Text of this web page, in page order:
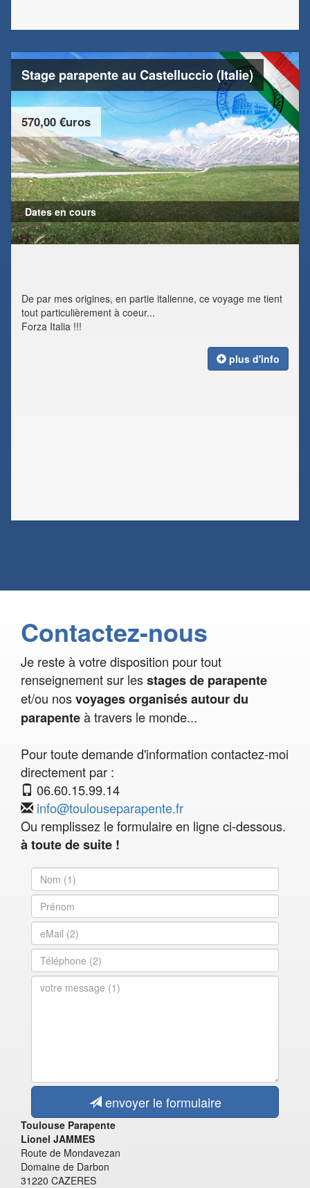
Stage parapente au Castelluccio (Italie)
570,00 €uros
Dates en cours
De par mes origines, en partie italienne, ce voyage me tient
tout particulièrement à coeur...
Forza Italia !!!
plus d'info
Contactez-nous
Je reste à votre disposition pour tout
renseignement sur lesstages de parapente
et/ou nosvoyages organisés autour du
parapenteà travers le monde...
Pour toute demande d'information contactez-moi
directement par :
06.60.15.99.14
info@toulouseparapente.fr
Ou remplissez le formulaire en ligne ci-dessous.
à toute de suite !
envoyer le formulaire
Toulouse Parapente
Lionel JAMMES
Route de Mondavezan
Domaine de Darbon
31220 CAZERES